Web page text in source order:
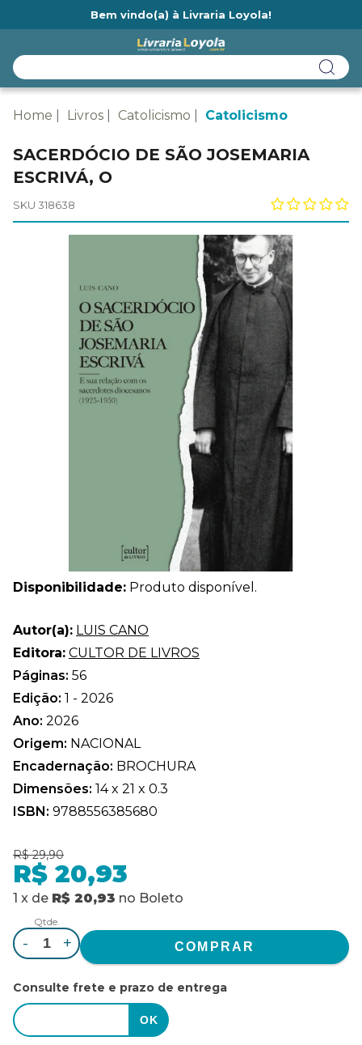
Bem vindo(a) à Livraria Loyola!
Home Livros Catolicismo Catolicismo
SACERDÓCIO DE SÃO JOSEMARIA
ESCRIVÁ, O
SKU 318638
Disponibilidade: Produto disponível.
Autor(a): LUIS CANO
Editora: CULTOR DE LIVROS
Páginas: 56
Edição: 1 - 2026
Ano: 2026
Origem: NACIONAL
Encadernação: BROCHURA
Dimensões: 14 x 21 x 0.3
ISBN: 9788556385680
R$ 29,90
R$ 20,93
1 x de R$ 20,93 no Boleto
Qtde.
- +
Consulte frete e prazo de entrega